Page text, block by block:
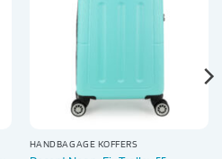
HANDBAGAGE KOFFERS